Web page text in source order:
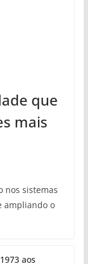
que
mais
nos sistemas
ampliando o
aos